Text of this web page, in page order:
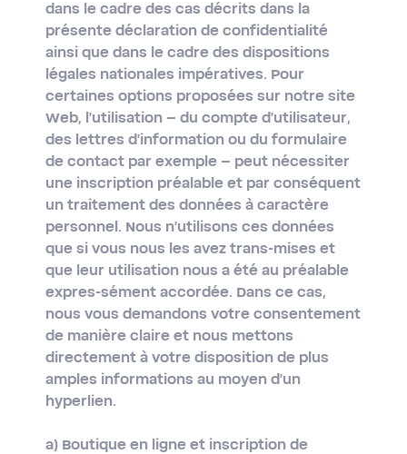
dans le cadre des cas décrits dans la
présente déclaration de confidentialité
ainsi que dans le cadre des dispositions
légales nationales impératives. Pour
certaines options proposées sur notre site
Web, l'utilisation – du compte d'utilisateur,
des lettres d'information ou du formulaire
de contact par exemple – peut nécessiter
une inscription préalable et par conséquent
un traitement des données à caractère
personnel. Nous n'utilisons ces données
que si vous nous les avez trans-mises et
que leur utilisation nous a été au préalable
expres-sément accordée. Dans ce cas,
nous vous demandons votre consentement
de manière claire et nous mettons
directement à votre disposition de plus
amples informations au moyen d'un
hyperlien.
a) Boutique en ligne et inscription de